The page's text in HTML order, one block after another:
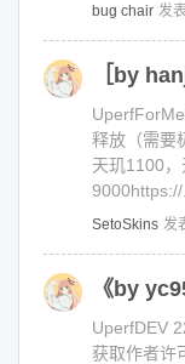
bug chair 发
［by
释放（需要
天玑1100
9000https://
SetoSkins 发
《by
UperfDEV
获取作者许